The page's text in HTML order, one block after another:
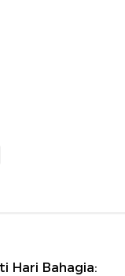
Hari Bahagia: